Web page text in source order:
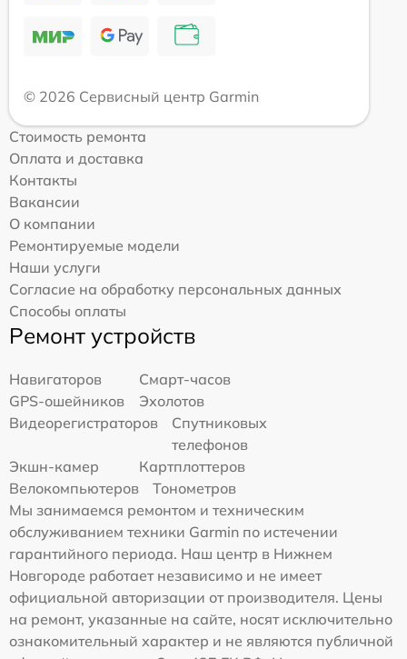
© 2026 Сервисный центр Garmin
Стоимость ремонта
Оплата и доставка
Контакты
Вакансии
О компании
Ремонтируемые модели
Наши услуги
Согласие на обработку персональных данных
Способы оплаты
Ремонт устройств
Навигаторов
Смарт-часов
GPS-ошейников
Эхолотов
Видеорегистраторов
Спутниковых
телефонов
Экшн-камер
Картплоттеров
Велокомпьютеров
Тонометров
Мы занимаемся ремонтом и техническим
обслуживанием техники Garmin по истечении
гарантийного периода. Наш центр в Нижнем
Новгороде работает независимо и не имеет
официальной авторизации от производителя. Цены
на ремонт, указанные на сайте, носят исключительно
ознакомительный характер и не являются публичной